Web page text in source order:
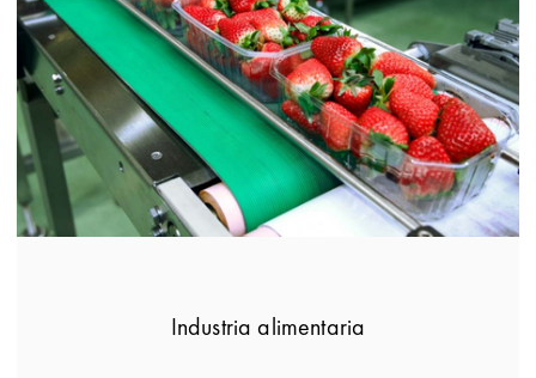
Industria alimentaria